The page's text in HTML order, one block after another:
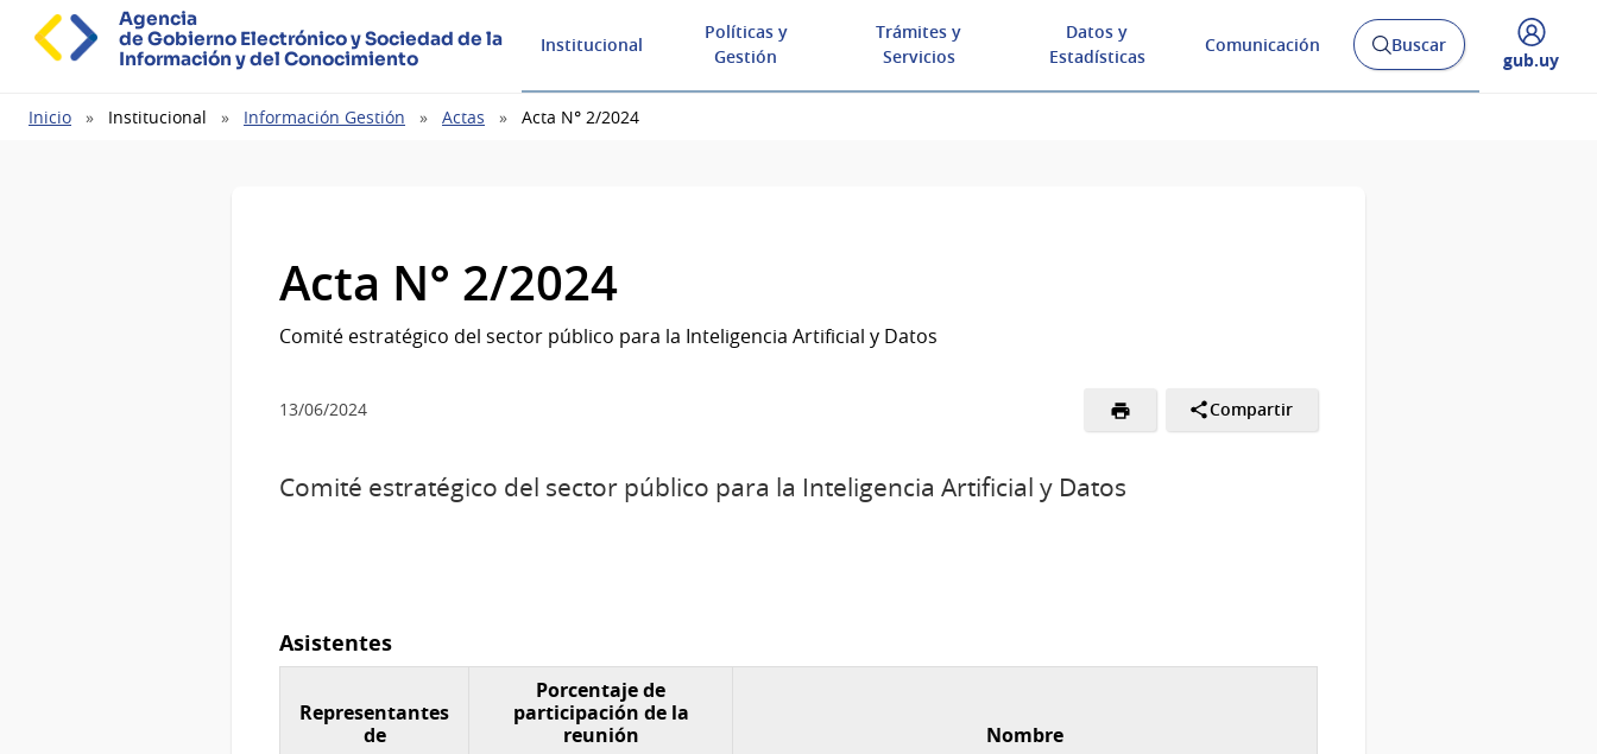
Agencia
de Gobierno Electrónico y Sociedad de la
Información y del Conocimiento
Institucional
Políticas y
Gestión
Trámites y
Servicios
Datos y
Estadísticas
Comunicación
AbrirBuscar
Desplegar
gub.uy
Ruta
Inicio Institucional Información Gestión Actas Acta N° 2/2024
Acta N° 2/2024
Comité estratégico del sector público para la Inteligencia Artificial y Datos
13/06/2024 Compartir
Comité estratégico del sector público para la Inteligencia Artificial y Datos
Asistentes
Representantes
de
Porcentaje de
participación de la
reunión
Nombre